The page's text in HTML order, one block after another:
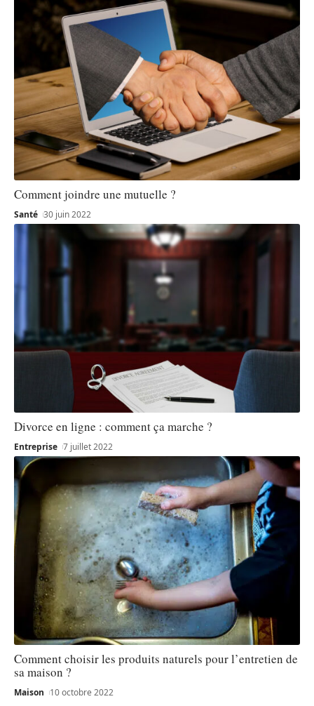
Comment joindre une mutuelle ?
Santé 30 juin 2022
Divorce en ligne : comment ça marche ?
Entreprise 7 juillet 2022
Comment choisir les produits naturels pour l’entretien de
sa maison ?
Maison 10 octobre 2022